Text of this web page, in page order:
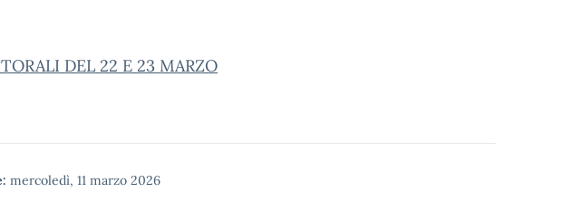
DEL 22 E 23 MARZO
mercoledì, 11 marzo 2026